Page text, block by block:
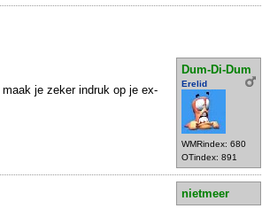
Dum-Di-Dum
Erelid
WMRindex: 680
OTindex: 891
je zeker indruk op je ex-
nietmeer